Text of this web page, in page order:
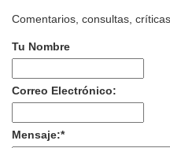
Comentarios, consultas,
Tu Nombre
Correo Electrónico:
Mensaje:*